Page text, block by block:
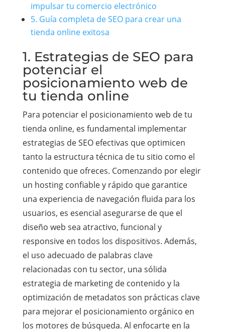
impulsar tu comercio electrónico
5. Guía completa de SEO para crear una
tienda online exitosa
1. Estrategias de SEO para
potenciar el
posicionamiento web de
tu tienda online
Para potenciar el posicionamiento web de tu
tienda online, es fundamental implementar
estrategias de SEO efectivas que optimicen
tanto la estructura técnica de tu sitio como el
contenido que ofreces. Comenzando por elegir
un hosting confiable y rápido que garantice
una experiencia de navegación fluida para los
usuarios, es esencial asegurarse de que el
diseño web sea atractivo, funcional y
responsive en todos los dispositivos. Además,
el uso adecuado de palabras clave
relacionadas con tu sector, una sólida
estrategia de marketing de contenido y la
optimización de metadatos son prácticas clave
para mejorar el posicionamiento orgánico en
los motores de búsqueda. Al enfocarte en la